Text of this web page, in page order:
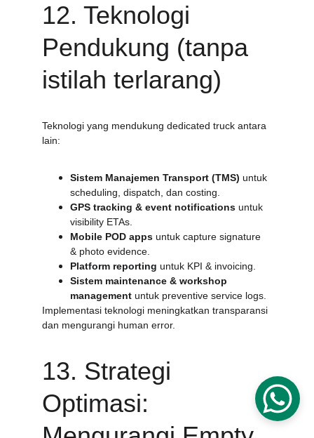
12. Teknologi
Pendukung (tanpa
istilah terlarang)
Teknologi yang mendukung dedicated truck antara
lain:
Sistem Manajemen Transport (TMS) untuk
scheduling, dispatch, dan costing.
GPS tracking & event notifications untuk
visibility ETAs.
Mobile POD apps untuk capture signature
& photo evidence.
Platform reporting untuk KPI & invoicing.
Sistem maintenance & workshop
management untuk preventive service logs.
Implementasi teknologi meningkatkan transparansi
dan mengurangi human error.
13. Strategi
Optimasi: